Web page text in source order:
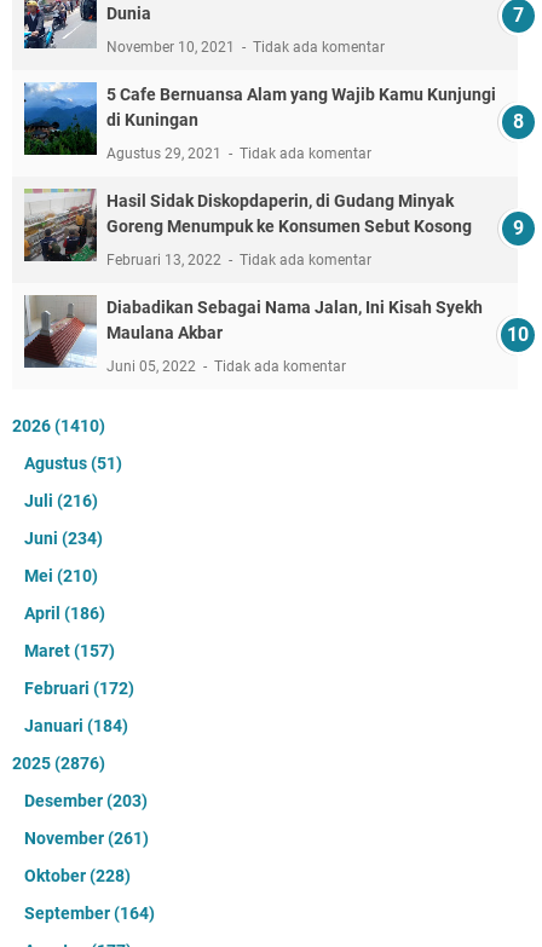
Dunia
November 10, 2021 Tidak ada komentar
5 Cafe Bernuansa Alam yang Wajib Kamu Kunjungi
di Kuningan
Agustus 29, 2021 Tidak ada komentar
Hasil Sidak Diskopdaperin, di Gudang Minyak
Goreng Menumpuk ke Konsumen Sebut Kosong
Februari 13, 2022 Tidak ada komentar
Diabadikan Sebagai Nama Jalan, Ini Kisah Syekh
Maulana Akbar
Juni 05, 2022 Tidak ada komentar
2026(1410)
Agustus(51)
Juli (216)
Juni (234)
Mei (210)
April (186)
Maret(157)
Februari (172)
Januari (184)
2025(2876)
Desember(203)
November(261)
Oktober(228)
September(164)